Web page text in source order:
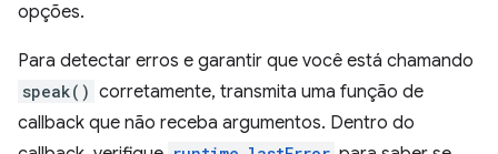
opções.
Para detectar erros e garantir que você está chamando
speak() corretamente, transmita uma função de
callback que não receba argumentos. Dentro do